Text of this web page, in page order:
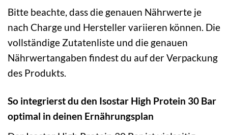
Bitte beachte, dass die genauen Nährwerte je
nach Charge und Hersteller variieren können. Die
vollständige Zutatenliste und die genauen
Nährwertangaben findest du auf der Verpackung
des Produkts.
So integrierst du den Isostar High Protein 30 Bar
optimal in deinen Ernährungsplan